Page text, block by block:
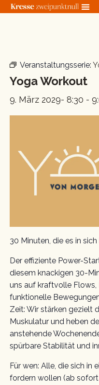
Zum
Veranstaltungsserie:
Yoga Workout
9. März 2029- 8:30 -
30 Minuten, die es in sich
Der effiziente Power-
diesem knackigen 30-
uns auf kraftvolle
funktionelle
Zeit: Wir stärken gezielt
Muskulatur und heben
anstehende
spürbare Stabilität und
Für wen: Alle, die sich in
fordern wollen (ab